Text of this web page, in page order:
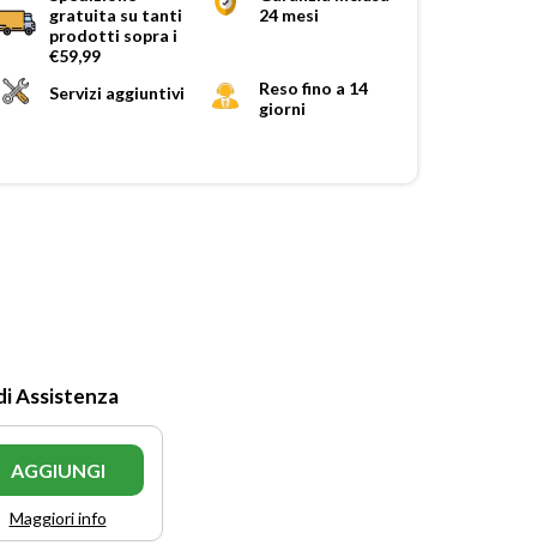
gratuita su tanti
prodotti sopra i
€59,99
24 mesi
Servizi aggiuntivi
Reso fino a 14
giorni
Assistenza
AGGIUNGI
Maggiori info